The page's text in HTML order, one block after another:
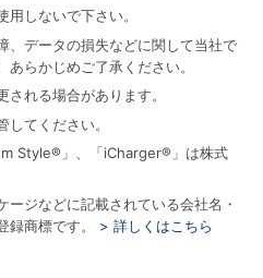
しないで下さい。
、データの損失などに関して当社で
らかじめご了承ください。
れる場合があります。
てください。
Style®」、「iCharger®」は株式
ジなどに記載されている会社名・
商標です。
> 詳しくはこちら